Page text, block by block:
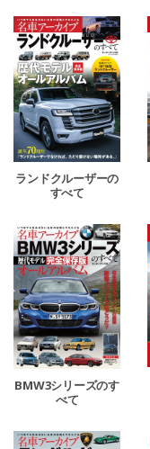
ランドクルーザーの
すべて
BMW3シリーズのす
べて